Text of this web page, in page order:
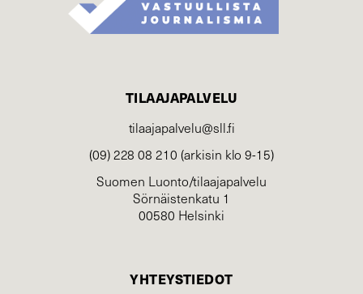
TILAAJAPALVELU
tilaajapalvelu@sll.fi
(09) 228 08 210 (arkisin klo 9-15)
Suomen Luonto/tilaajapalvelu
Sörnäistenkatu 1
00580 Helsinki
YHTEYSTIEDOT